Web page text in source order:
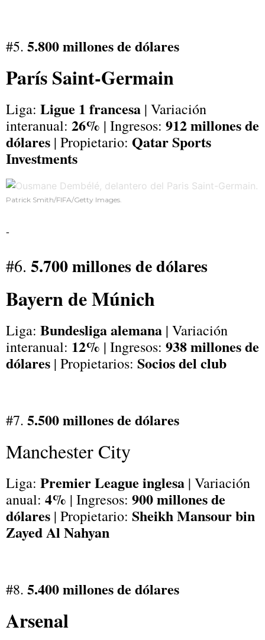
#5. 5.800 millones de dólares
París Saint-Germain
Liga: Ligue 1 francesa | Variación
interanual: 26% | Ingresos: 912 millones de
dólares | Propietario: Qatar Sports
Investments
Patrick Smith/FIFA/Getty Images.
-
#6. 5.700 millones de dólares
Bayern de Múnich
Liga: Bundesliga alemana | Variación
interanual: 12% | Ingresos: 938 millones de
dólares | Propietarios: Socios del club
#7. 5.500 millones de dólares
Manchester City
Liga: Premier League inglesa | Variación
anual: 4% | Ingresos: 900 millones de
dólares | Propietario: Sheikh Mansour bin
Zayed Al Nahyan
#8. 5.400 millones de dólares
Arsenal